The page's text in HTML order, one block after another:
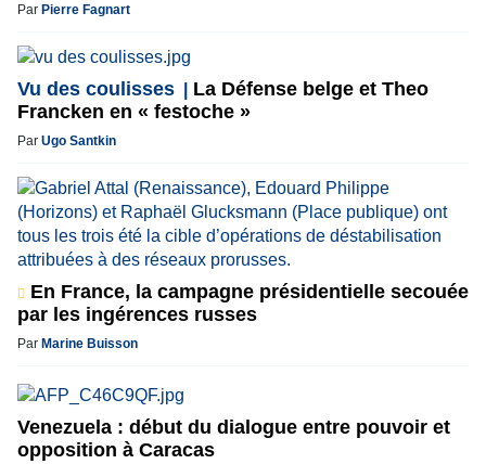
Par Pierre Fagnart
Vu des coulisses
La Défense belge et Theo
Francken en « festoche »
Par Ugo Santkin
En France, la campagne présidentielle secouée
par les ingérences russes
Par Marine Buisson
Venezuela : début du dialogue entre pouvoir et
opposition à Caracas